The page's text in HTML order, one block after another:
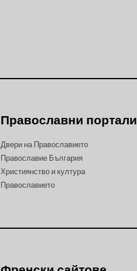
Православни портали
Двери на Православието
Православие България
Християнство и култура
Православието